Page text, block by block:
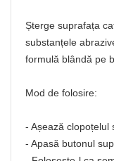
Șterge suprafața
substanțele
formulă blândă pe
Mod de folosire:
- Așează clopoțelul
- Apasă butonul